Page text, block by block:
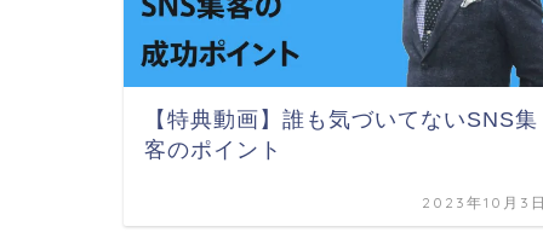
【特典動画】誰も気づいてないSNS集
客のポイント
2023年10月3